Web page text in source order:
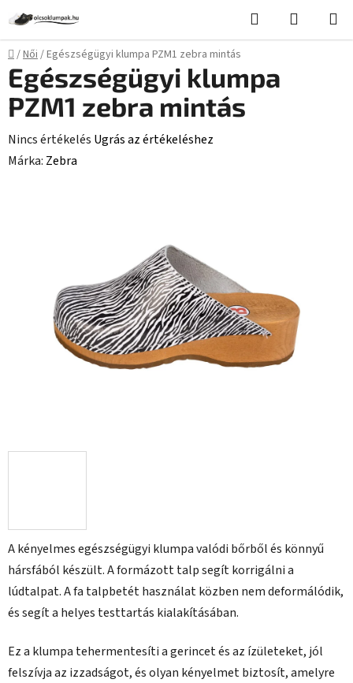
fő
tartalomhoz
Keresés KOSÁR
Kezdőlap
/Női/Egészségügyi klumpa PZM1 zebra mintás
A kényelmes egészségügyi klumpa valódi bőrből és könnyű
hársfából készült. A formázott talp segít korrigálni a
lúdtalpat. A fa talpbetét használat közben nem deformálódik,
és segít a helyes testtartás kialakításában.
Ez a klumpa tehermentesíti a gerincet és az ízületeket, jól
felszívja az izzadságot, és olyan kényelmet biztosít, amelyre
Egészségügyi klumpa
PZM1 zebra mintás
A
termék
Nincs értékelés Ugrás az értékeléshez
Márka: Zebra